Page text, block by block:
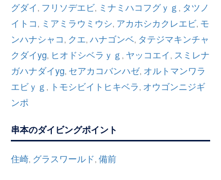
グダイ , フリソデエビ, ミナミハコフグｙｇ , タツノ
イトコ , ミアミラウミウシ, アカホシカクレエビ, モ
ンハナシャコ , クエ,ハナゴンベ, タテジマキンチャ
クダイyg, ヒオドシベラｙｇ , ヤッコエイ , スミレナ
ガハナダイyg, セアカコバンハゼ, オルトマンワラ
エビｙｇ , トモシビイトヒキベラ , オウゴンニジギ
ンポ
串本のダイビングポイント
住崎, グラスワールド,備前